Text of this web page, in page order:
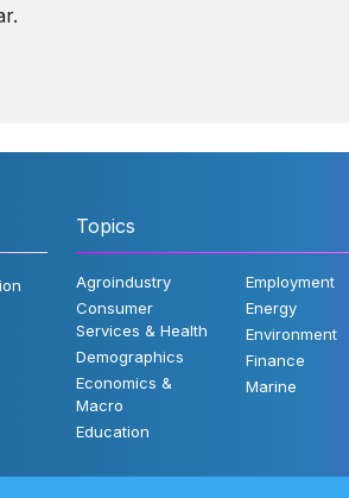
Topics
Agroindustry
Consumer
Services & Health
Demographics
Economics &
Macro
Education
Employment
Energy
Environment
Finance
Marine